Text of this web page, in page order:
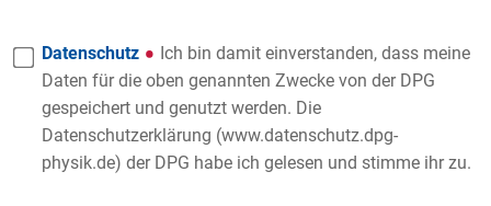
Datenschutz
Ich bin damit einverstanden, dass meine
Daten für die oben genannten Zwecke von der DPG
gespeichert und genutzt werden. Die
Datenschutzerklärung (www.datenschutz.dpg-
physik.de) der DPG habe ich gelesen und stimme ihr zu.